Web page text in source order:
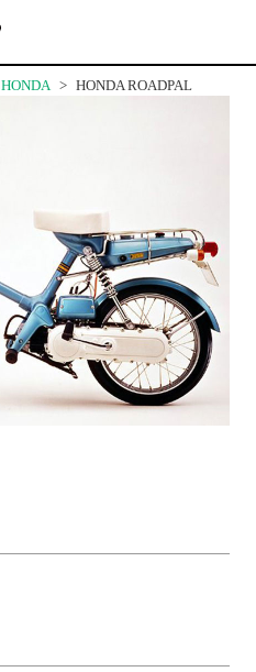
HONDA HONDA ROADPAL